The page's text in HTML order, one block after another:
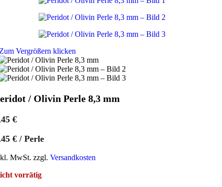
Vergrößern klicken
/ Olivin Perle 8,3 mm
€
€ / Perle
MwSt. zzgl. Versandkosten
vorrätig